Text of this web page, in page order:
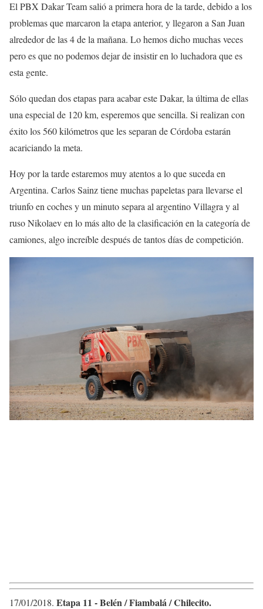
El PBX Dakar Team salió a primera hora de la tarde, debido a los
problemas que marcaron la etapa anterior, y llegaron a San Juan
alrededor de las 4 de la mañana. Lo hemos dicho muchas veces
pero es que no podemos dejar de insistir en lo luchadora que es
esta gente.
Sólo quedan dos etapas para acabar este Dakar, la última de ellas
una especial de 120 km, esperemos que sencilla. Si realizan con
éxito los 560 kilómetros que les separan de Córdoba estarán
acariciando la meta.
Hoy por la tarde estaremos muy atentos a lo que suceda en
Argentina. Carlos Sainz tiene muchas papeletas para llevarse el
triunfo en coches y un minuto separa al argentino Villagra y al
ruso Nikolaev en lo más alto de la clasificación en la categoría de
camiones, algo increíble después de tantos días de competición.
17/01/2018​. Etapa 11 ​- ​Belén / Fiambalá / Chilecito.